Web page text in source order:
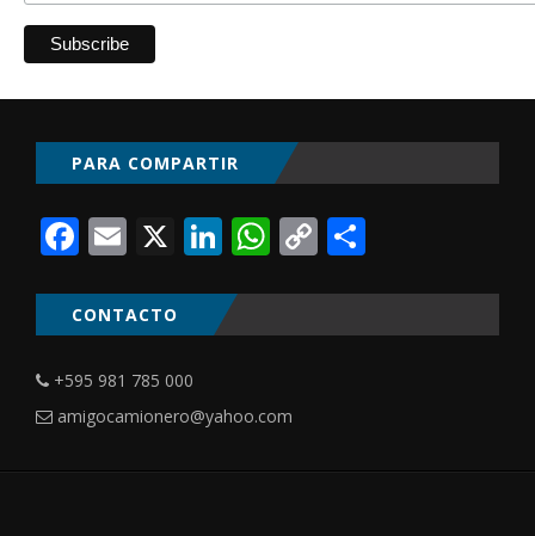
PARA COMPARTIR
Facebook
Email
X LinkedIn
WhatsApp
Copy
CONTACTO
+595 981 785 000
amigocamionero@yahoo.com